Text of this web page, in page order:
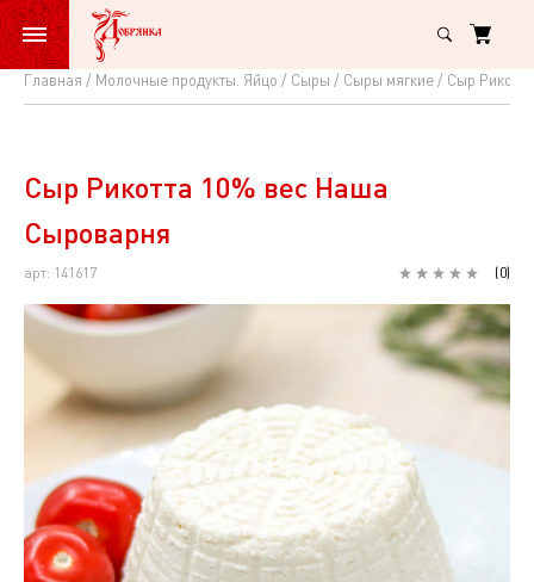
Главная Молочные продукты. Яйцо Сыры Сыры мягкие Сыр
Сыр
10%
вес
Наша
Сыроварня
Сыр Рикотта 10% вес Наша
Сыроварня
арт: 141617 (0)